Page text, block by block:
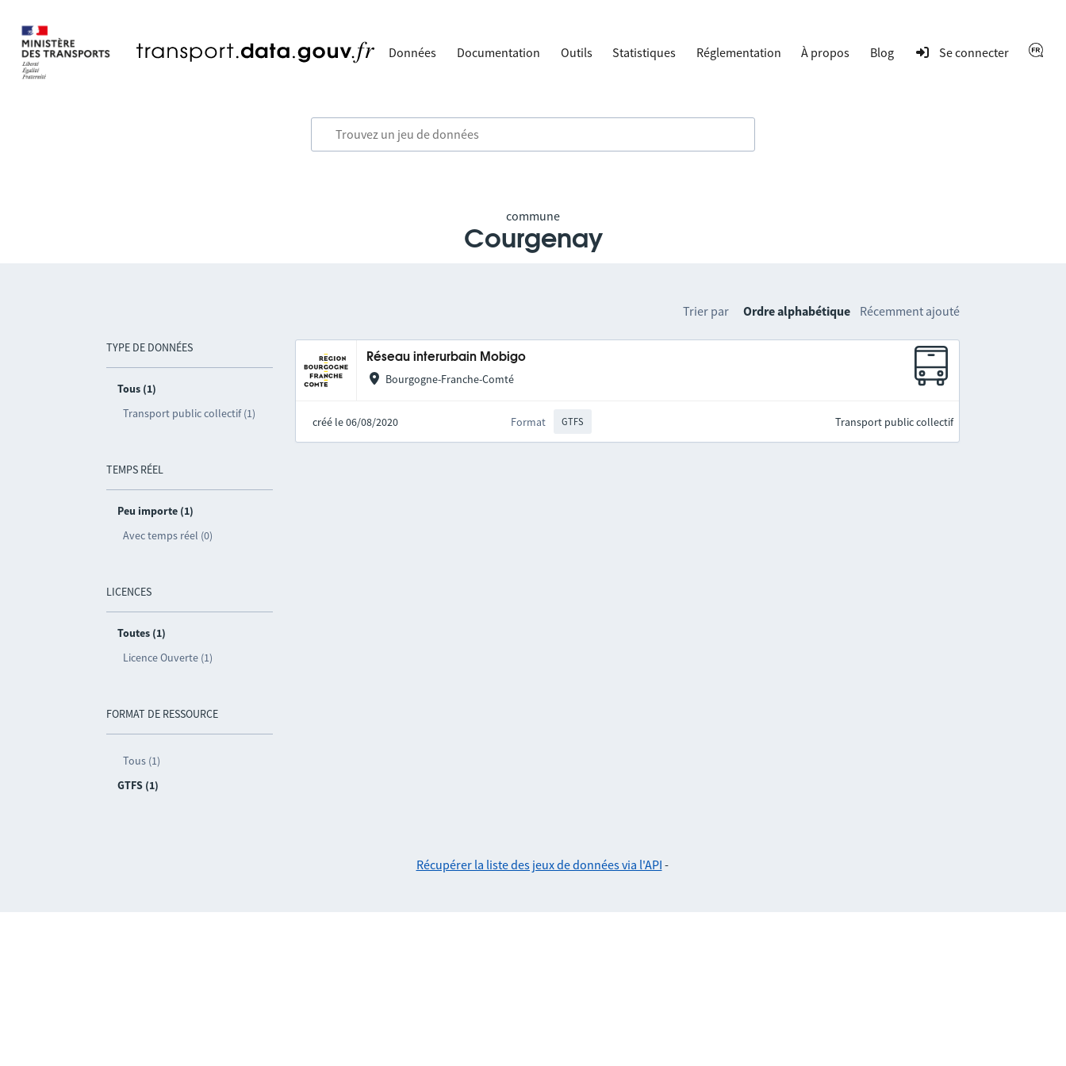
Données Documentation Outils Statistiques Réglementation À propos Blog Se connecter
commune
Courgenay
TYPE DE DONNÉES
Tous (1)
Transport public collectif (1)
TEMPS RÉEL
Peu importe (1)
Avec temps réel (0)
LICENCES
Toutes (1)
Licence Ouverte (1)
FORMAT DE RESSOURCE
Tous (1)
GTFS (1)
Trier par Ordre alphabétique Récemment ajouté
Réseau interurbain Mobigo
Bourgogne-Franche-Comté
créé le 06/08/2020 Format GTFS Transport public collectif
Récupérer la liste des jeux de données via l'API -